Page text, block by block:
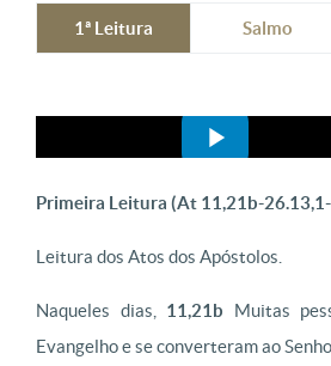
1ª Leitura Salmo
Primeira Leitura (At 11,21b-
Leitura dos Atos dos Apóstolos.
Naqueles dias, 11,21b Muitas
Evangelho e se converteram ao